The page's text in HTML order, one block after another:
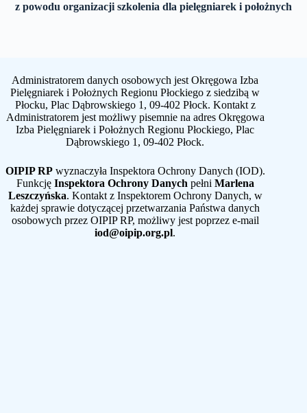
z powodu organizacji szkolenia dla pielęgniarek i położnych
Administratorem danych osobowych jest Okręgowa Izba
Pielęgniarek i Położnych Regionu Płockiego z siedzibą w
Płocku, Plac Dąbrowskiego 1, 09-402 Płock. Kontakt z
Administratorem jest możliwy pisemnie na adres Okręgowa
Izba Pielęgniarek i Położnych Regionu Płockiego, Plac
Dąbrowskiego 1, 09-402 Płock.
OIPIP RPwyznaczyła Inspektora Ochrony Danych (IOD).
Funkcję Inspektora Ochrony Danych pełni Marlena
Leszczyńska. Kontakt z Inspektorem Ochrony Danych, w
każdej sprawie dotyczącej przetwarzania Państwa danych
osobowych przez OIPIP RP, możliwy jest poprzez e-mail
iod@oipip.org.pl.